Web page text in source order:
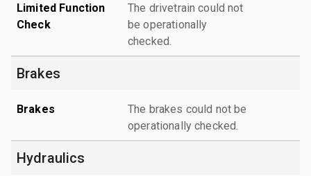
Limited Function
Check
The drivetrain could not
be operationally
checked.
Brakes
Brakes
The brakes could not be
operationally checked.
Hydraulics